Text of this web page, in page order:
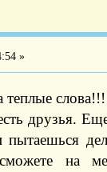
»
теплые слова!!!
друзья.
на